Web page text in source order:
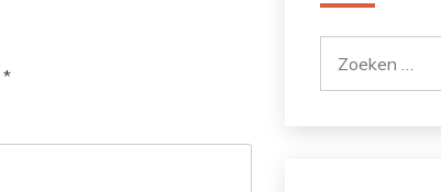
*
naar: